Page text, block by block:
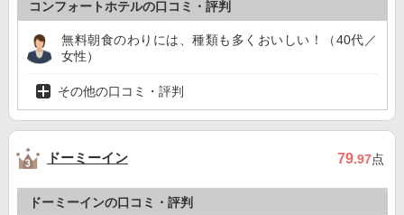
コンフォートホテルの口コミ・評判
無料朝食のわりには、種類も多くおいしい！（40代／
女性）
その他の口コミ・評判
ドーミーイン 79.97点
ドーミーインの口コミ・評判